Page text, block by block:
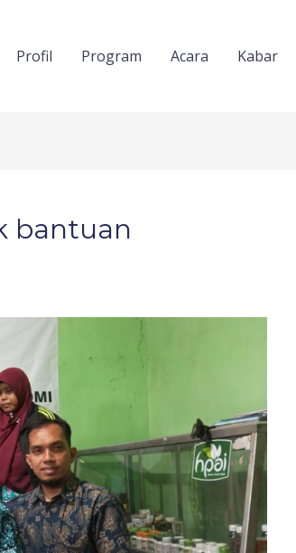
Profil Program Acara Kabar
bantuan